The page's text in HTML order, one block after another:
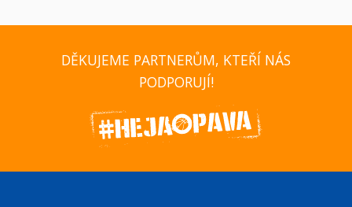
DĚKUJEME PARTNERŮM, KTEŘÍ NÁS
PODPORUJÍ!